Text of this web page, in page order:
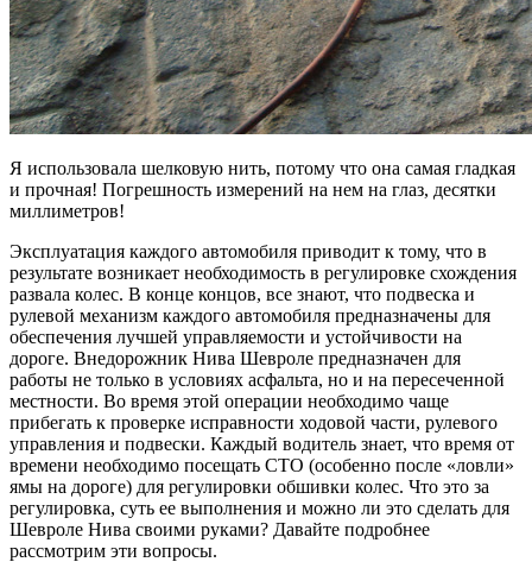
Я использовала шелковую нить, потому что она самая гладкая
и прочная! Погрешность измерений на нем на глаз, десятки
миллиметров!
Эксплуатация каждого автомобиля приводит к тому, что в
результате возникает необходимость в регулировке схождения
развала колес. В конце концов, все знают, что подвеска и
рулевой механизм каждого автомобиля предназначены для
обеспечения лучшей управляемости и устойчивости на
дороге. Внедорожник Нива Шевроле предназначен для
работы не только в условиях асфальта, но и на пересеченной
местности. Во время этой операции необходимо чаще
прибегать к проверке исправности ходовой части, рулевого
управления и подвески. Каждый водитель знает, что время от
времени необходимо посещать СТО (особенно после «ловли»
ямы на дороге) для регулировки обшивки колес. Что это за
регулировка, суть ее выполнения и можно ли это сделать для
Шевроле Нива своими руками? Давайте подробнее
рассмотрим эти вопросы.